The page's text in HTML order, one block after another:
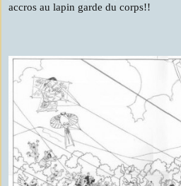
accros au lapin garde du corps!!